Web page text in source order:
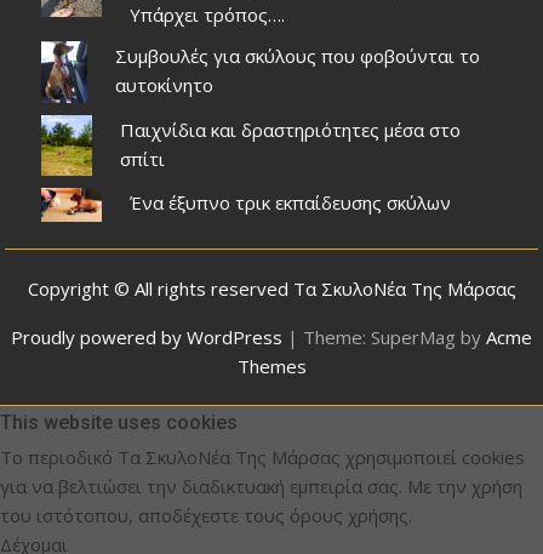
Υπάρχει τρόπος….
Συμβουλές για σκύλους που φοβούνται το
αυτοκίνητο
Παιχνίδια και δραστηριότητες μέσα στο
σπίτι
Ένα έξυπνο τρικ εκπαίδευσης σκύλων
Copyright © All rights reserved Τα ΣκυλοΝέα Της Μάρσας
Proudly powered by WordPress | Theme: SuperMag by Acme
Themes
This website uses cookies
Το περιοδικό Τα ΣκυλοΝέα Της Μάρσας χρησιμοποιεί cookies
για να βελτιώσει την διαδικτυακή εμπειρία σας. Με την χρήση
του ιστότοπου, αποδέχεστε τους όρους χρήσης.
Δέχομαι